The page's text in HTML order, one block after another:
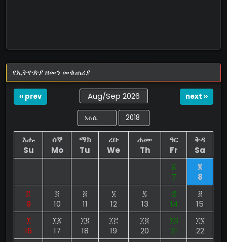
የኢትዮጵያ ዘመን መቁጠሪያ
‹‹ prev Aug/Sep 2026 next ››
እሑ
Su
ሰኞ
Mo
ማክ
Tu
ረቡ
We
ሐሙ
Th
ዓር
Fr
ቅዳ
Sa
፩
7
፪
8
፫
9
፬
10
፭
11
፮
12
፯
13
፰
14
፱
15
፲
16
፲፩
17
፲፪
18
፲፫
19
፲፬
20
፲፭
21
፲፮
22